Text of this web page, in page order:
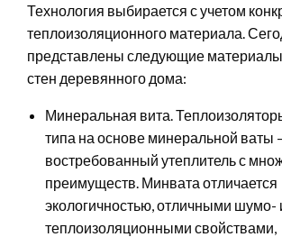
Технология выбирается с учетом
теплоизоляционного материала.
представлены следующие
стен деревянного дома:
Минеральная вита.
типа на основе минеральной ваты –
востребованный утеплитель с
преимуществ. Минвата отличается
экологичностью, отличными шумо-
теплоизоляционными свойствами,